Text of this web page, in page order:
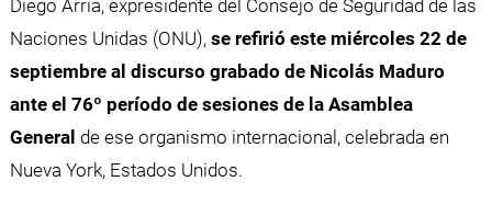
Diego Arria, expresidente del Consejo de Seguridad de las
Naciones Unidas (ONU),se refirió este miércoles 22 de
septiembre al discurso grabado de Nicolás Maduro
ante el 76º período de sesiones de la Asamblea
General de ese organismo internacional, celebrada en
Nueva York, Estados Unidos.